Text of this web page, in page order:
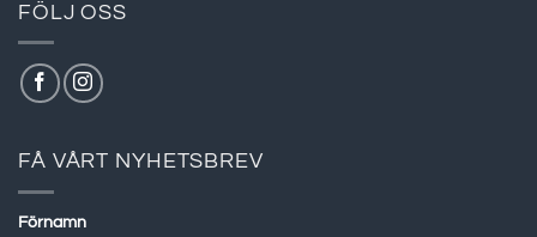
FÖLJ OSS
FÅ VÅRT NYHETSBREV
Förnamn